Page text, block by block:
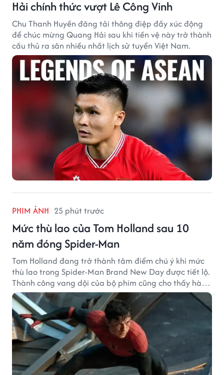
Hải chính thức vượt Lê Công Vinh
Chu Thanh Huyền đăng tải thông điệp đầy xúc động
để chúc mừng Quang Hải sau khi tiền vệ này trở thành
cầu thủ ra sân nhiều nhất lịch sử tuyển Việt Nam.
PHIM ẢNH 25 phút trước
Mức thù lao của Tom Holland sau 10
năm đóng Spider-Man
Tom Holland đang trở thành tâm điểm chú ý khi mức
thù lao trong Spider-Man Brand New Day được tiết lộ.
Thành công vang dội của bộ phim cũng cho thấy hành
trình thăng hạng đáng chú ý của nam diễn viên sau
một thập kỷ gắn bó với vai Người Nhện.